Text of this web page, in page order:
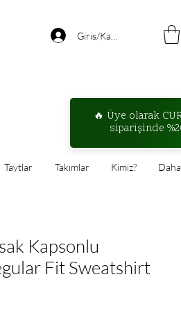
Giris/Kayıt
Taytlar Takımlar Kimiz?
Kapsonlu
Fit Sweatshirt